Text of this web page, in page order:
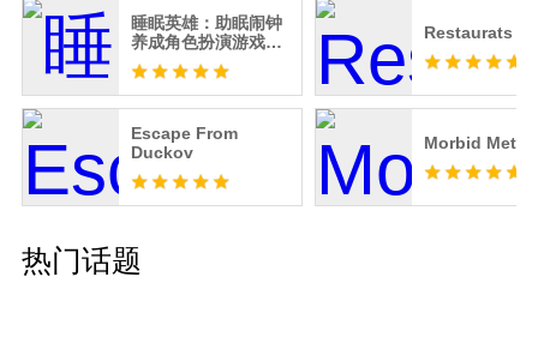
睡眠英雄：助眠闹钟
养成角色扮演游戏，
培养准时入睡习惯
Restaurats
Escape From
Duckov
Morbid Metal
热门话题